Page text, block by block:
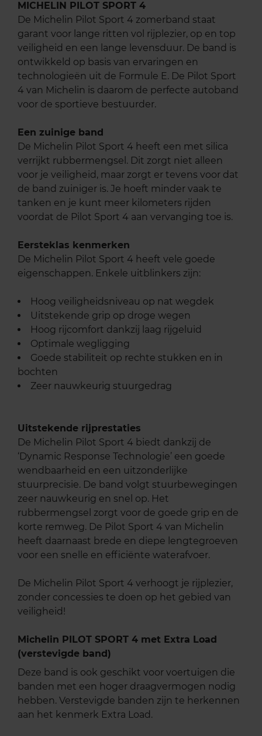
MICHELIN PILOT SPORT 4
De Michelin Pilot Sport 4 zomerband staat
garant voor lange ritten vol rijplezier, op en top
veiligheid en een lange levensduur. De band is
ontwikkeld op basis van ervaringen en
technologieën uit de Formule E. De Pilot Sport
4 van Michelin is daarom de perfecte autoband
voor de sportieve bestuurder.
Een zuinige band
De Michelin Pilot Sport 4 heeft een met silica
verrijkt rubbermengsel. Dit zorgt niet alleen
voor je veiligheid, maar zorgt er tevens voor dat
de band zuiniger is. Je hoeft minder vaak te
tanken en je kunt meer kilometers rijden
voordat de Pilot Sport 4 aan vervanging toe is.
Eersteklas kenmerken
De Michelin Pilot Sport 4 heeft vele goede
eigenschappen. Enkele uitblinkers zijn:
Hoog veiligheidsniveau op nat wegdek
Uitstekende grip op droge wegen
Hoog rijcomfort dankzij laag rijgeluid
Optimale wegligging
Goede stabiliteit op rechte stukken en in
bochten
Zeer nauwkeurig stuurgedrag
Uitstekende rijprestaties
De Michelin Pilot Sport 4 biedt dankzij de
‘Dynamic Response Technologie’ een goede
wendbaarheid en een uitzonderlijke
stuurprecisie. De band volgt stuurbewegingen
zeer nauwkeurig en snel op. Het
rubbermengsel zorgt voor de goede grip en de
korte remweg. De Pilot Sport 4 van Michelin
heeft daarnaast brede en diepe lengtegroeven
voor een snelle en efficiënte waterafvoer.
De Michelin Pilot Sport 4 verhoogt je rijplezier,
zonder concessies te doen op het gebied van
veiligheid!
Michelin PILOT SPORT 4 met Extra Load
(verstevigde band)
Deze band is ook geschikt voor voertuigen die
banden met een hoger draagvermogen nodig
hebben. Verstevigde banden zijn te herkennen
aan het kenmerk Extra Load.